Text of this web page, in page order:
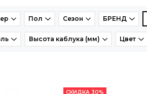
Пол Сезон БРЕНД
Высота каблука (мм) Цвет
СКИДКА 30%